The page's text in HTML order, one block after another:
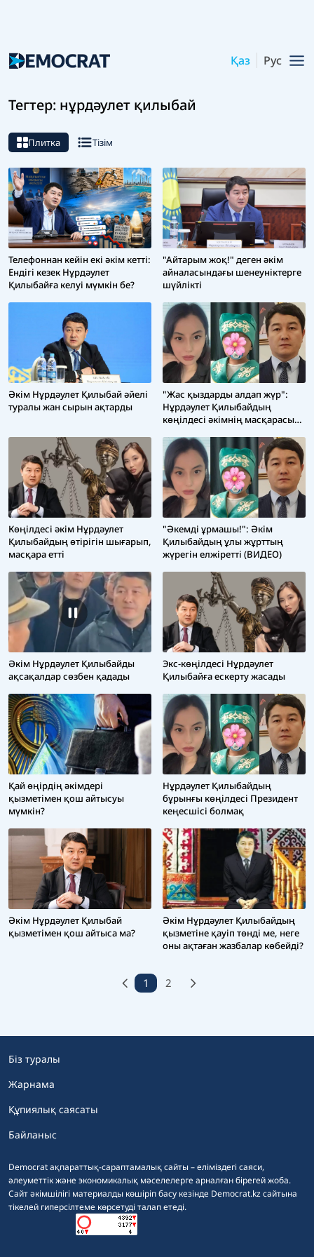
Қаз Рус
Тегтер: нұрдәулет қилыбай
Плитка Тізім
Телефоннан кейін екі әкім кетті:
Ендігі кезек Нұрдәулет
Қилыбайға келуі мүмкін бе?
"Айтарым жоқ!" деген әкім
айналасындағы шенеуніктерге
шүйлікті
Әкім Нұрдәулет Қилыбай әйелі
туралы жан сырын ақтарды
"Жас қыздарды алдап жүр":
Нұрдәулет Қилыбайдың
көңілдесі әкімнің масқарасын
жайып салды
Көңілдесі әкім Нұрдәулет
Қилыбайдың өтірігін шығарып,
масқара етті
"Әкемді ұрмашы!": Әкім
Қилыбайдың ұлы жұрттың
жүрегін елжіретті (ВИДЕО)
Әкім Нұрдәулет Қилыбайды
ақсақалдар сөзбен қадады
Экс-көңілдесі Нұрдәулет
Қилыбайға ескерту жасады
Қай өңірдің әкімдері
қызметімен қош айтысуы
мүмкін?
Нұрдәулет Қилыбайдың
бұрынғы көңілдесі Президент
кеңесшісі болмақ
Әкім Нұрдәулет Қилыбай
қызметімен қош айтыса ма?
Әкім Нұрдәулет Қилыбайдың
қызметіне қауіп төнді ме, неге
оны ақтаған жазбалар көбейді?
1 2
Democrat ақпараттық-сараптамалық сайты – еліміздегі саяси,
әлеуметтік және экономикалық мәселелерге арналған бірегей жоба.
Сайт әкімшілігі материалды көшіріп басу кезінде Democrat.kz сайтына
тікелей гиперсілтеме көрсетуді талап етеді.
Біз туралы
Жарнама
Құпиялық саясаты
Байланыс